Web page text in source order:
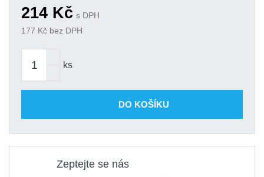
214 Kč Kód produktu: variant|S-56208
214 Kč s DPH
177 Kč bez DPH
ks
DO KOŠÍKU
Zeptejte se nás